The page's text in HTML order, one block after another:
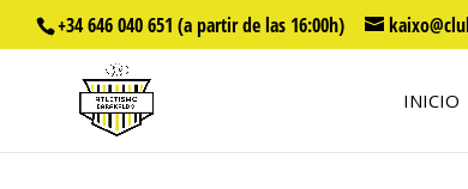
+34 646 040 651 (a partir de las 16:00h)
INICIO